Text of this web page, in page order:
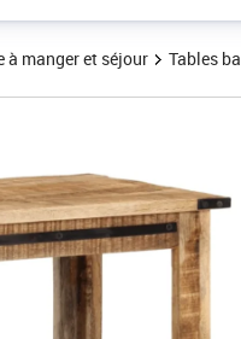
à manger et séjour Tables